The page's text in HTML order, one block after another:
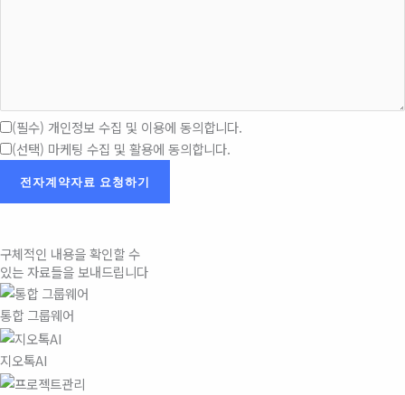
(필수) 개인정보 수집 및 이용에 동의합니다.
(선택) 마케팅 수집 및 활용에 동의합니다.
구체적인 내용을 확인할 수
있는 자료들을 보내드립니다
통합 그룹웨어
지오톡AI